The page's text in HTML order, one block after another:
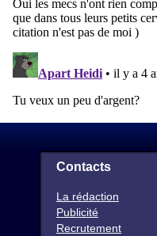
Contacts
La rédaction
Publicité
Recrutement